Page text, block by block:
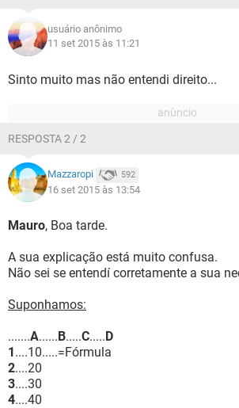
usuário anônimo
11 set 2015 às 11:21
Sinto muito mas não entendi direito...
RESPOSTA 2 / 2
Mazzaropi 592
16 set 2015 às 13:54
Mauro, Boa tarde.
A sua explicação está muito confusa.
Não sei se entendí corretamente a sua
Suponhamos:
.......A......B.....C.....D
1....10.....=Fórmula
2....20
3....30
4....40